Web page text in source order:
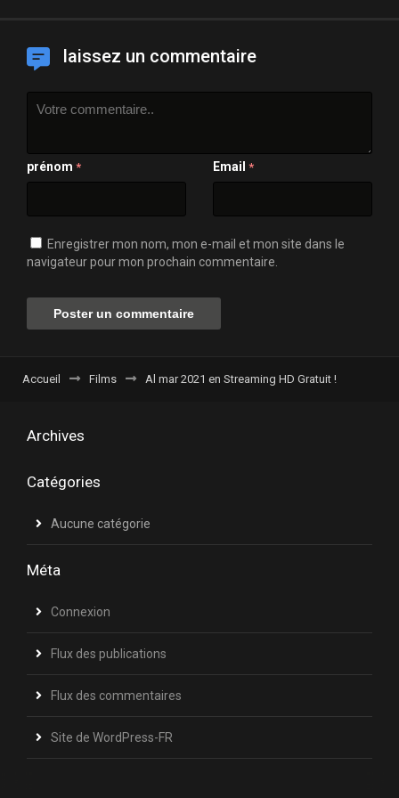
laissez un commentaire
prénom * Email *
Enregistrer mon nom, mon e-mail et mon site dans le
navigateur pour mon prochain commentaire.
Accueil Films Al mar 2021 en Streaming HD Gratuit !
Archives
Catégories
Aucune catégorie
Méta
Connexion
Flux des publications
Flux des commentaires
Site de WordPress-FR